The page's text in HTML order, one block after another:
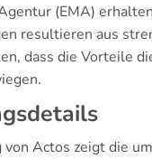
(EMA)
resultieren aus
dass die Vorteile
von Actos zeigt die